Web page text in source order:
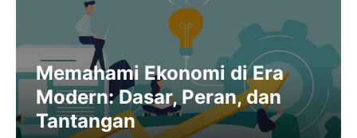
Memahami Ekonomi di Era
Modern: Dasar, Peran, dan
Tantangan